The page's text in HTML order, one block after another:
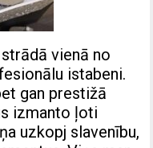
vienā no
istabeni.
gan prestižā
izmanto ļoti
uzkopj slavenību,